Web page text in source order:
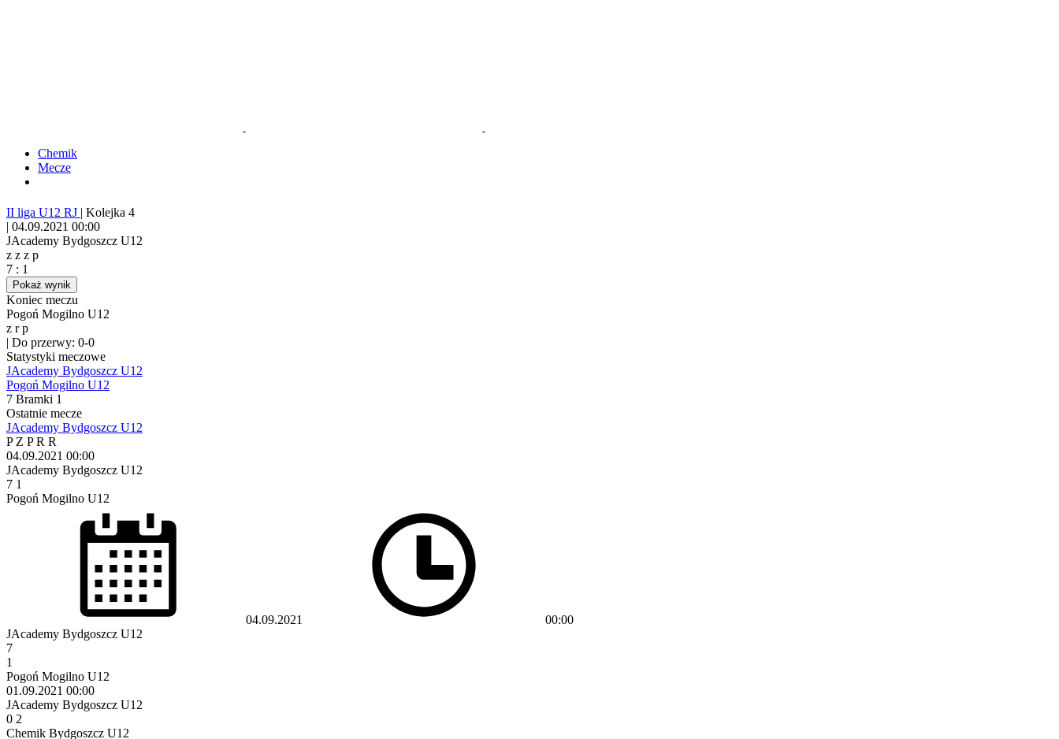
Chemik
Mecze
II liga U12 RJ | Kolejka 4
| 04.09.2021 00:00
JAcademy Bydgoszcz U12
z z z p
7 : 1
Pokaż wynik
Koniec meczu
Pogoń Mogilno U12
z rp
| Do przerwy: 0-0
Statystyki meczowe
JAcademy Bydgoszcz U12
Pogoń Mogilno U12
7 Bramki 1
Ostatnie mecze
JAcademy Bydgoszcz U12
PZ PR R
04.09.2021 00:00
JAcademy Bydgoszcz U12
7 1
Pogoń Mogilno U12
04.09.2021
00:00
JAcademy Bydgoszcz U12
7
1
Pogoń Mogilno U12
01.09.2021 00:00
JAcademy Bydgoszcz U12
0 2
Chemik Bydgoszcz U12